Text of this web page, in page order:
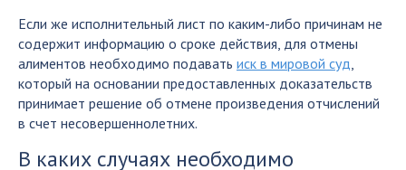
Если же исполнительный лист по каким-либо причинам не
содержит информацию о сроке действия, для отмены
алиментов необходимо подавать иск в мировой суд
который на основании предоставленных доказательств
принимает решение об отмене произведения отчислений
в счет несовершеннолетних.
В каких случаях необходимо